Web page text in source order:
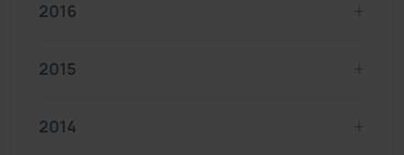
2016
2015
2014